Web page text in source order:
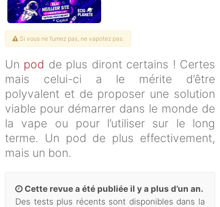
Si vous ne fumez pas, ne vapotez pas.
Un pod de plus diront certains ! Certes
mais celui-ci a le mérite d’être
polyvalent et de proposer une solution
viable pour démarrer dans le monde de
la vape ou pour l’utiliser sur le long
terme. Un pod de plus effectivement,
mais un bon.
Cette revue a été publiée il y a plus d’un an.
Des tests plus récents sont disponibles dans la